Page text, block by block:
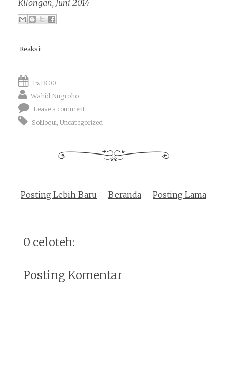
Kilongan, Juni 2014
Reaksi:
15.18.00
Wahid Nugroho
Leave a comment
Soliloqui Uncategorized
Posting Lebih Baru Posting Lama
Beranda
0 celoteh:
Posting Komentar